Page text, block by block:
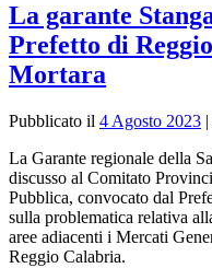
La garante
Prefetto di
Mortara
Pubblicato il 4 Agosto 2023 |
La Garante regionale della
discusso al Comitato
Pubblica, convocato dal
sulla problematica relativa
aree adiacenti i Mercati
Reggio Calabria.